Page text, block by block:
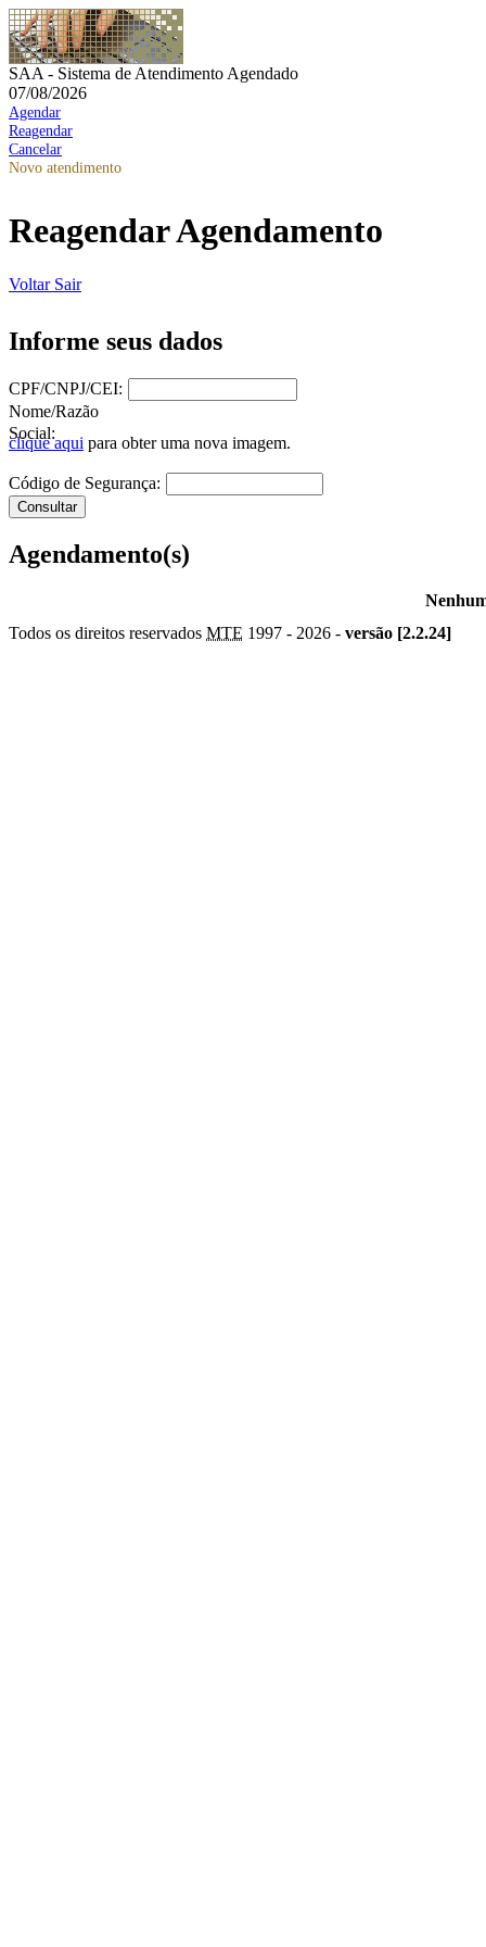
SAA - Sistema de Atendimento Agendado
07/08/2026
Agendar
Reagendar
Cancelar
Novo atendimento
Reagendar Agendamento
Voltar Sair
Informe seus dados
CPF/CNPJ/CEI:
Nome/Razão
Social:
clique aqui para obter uma nova imagem.
Código de Segurança:
Agendamento(s)
Todos os direitos reservados MTE 1997 - 2026 - versão [2.2.24]